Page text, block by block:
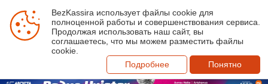
BezKassira использует файлы cookie для
полноценной работы и совершенствования сервиса.
Продолжая использовать наш сайт, вы
соглашаетесь, что мы можем разместить файлы
cookie.
Подробнее
Понятно